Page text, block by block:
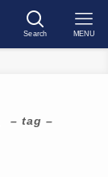
Search MENU
– tag –